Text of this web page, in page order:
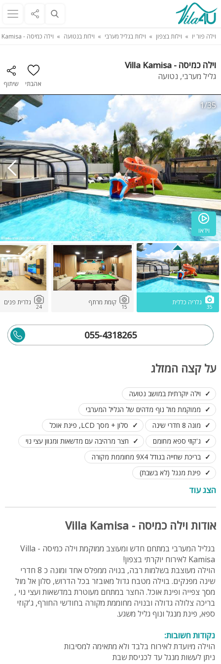
וילה פור יו וילות בצפון וילות בגליל מערבי וילות בנטועה וילה כמיסה - Villa Kamisa
וילה כמיסה - Villa Kamisa
גליל מערבי, נטועה
אהבתי שיתוף
וידאו
1/35
35
גלריה כללית
15
קומת מרתף
24
גלרית פנים
055-4318265
על קצה המזלג
וילה יוקרתית במושב נטועה
ממוקמת מול נוף מדהים של הגליל המערבי
מונה 8 חדרי שינה
סלון + מסך LCD, פינת אוכל
ג'קוזי ספא מחומם
חצר מרהיבה עם מדשאות ומגוון עצי נוי
בריכת שחייה בגודל 9X4 מחוממת מקורה
פינת מנגל (לא בשבת)
משחקי שולחן: פינג פונג, שולחן כדורגל
לינה עד 30 אורחים
לנופש ואירוח משפחות וזוגות
הצג עוד
אודות וילה כמיסה - Villa Kamisa
בגליל המערבי במתחם חדש ומעוצב ממוקמת וילה כמיסה - Villa
Kamisa לאירוח יוקרתי בצפון!
הוילה מעוצבת בשלמות רבה, בנויה ממפלס אחד ומונה כ 8 חדרי
שינה מפנקים. בוילה מטבח גדול מאובזר בכל הדרוש, סלון אל מול
מסך צפייה ופינת אוכל. החצר במתחם מעוטרת במדשאות ועצי נוי ,
בריכה צלולה גדולה ובנויה מחוממת מקורה בחודשי החורף, ג'קוזי
ספא, פינת מנגל ונוף גליל משגע.
נקודות חשובות:
הוילה מיועדת לאירוח בלבד ולא מתאימה למסיבות
ניתן לעשות מנגל עד לכניסת שבת